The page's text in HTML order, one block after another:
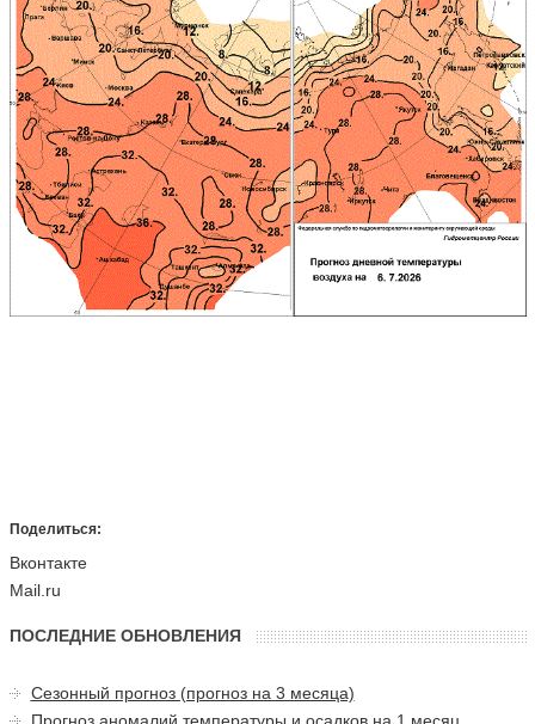
Поделиться:
Вконтакте
Mail.ru
ПОСЛЕДНИЕ ОБНОВЛЕНИЯ
Сезонный прогноз (прогноз на 3 месяца)